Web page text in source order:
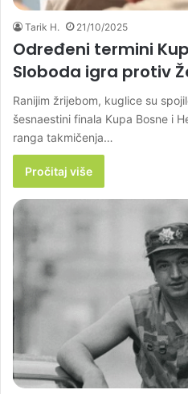
Tarik H. 21/10/2025
Određeni termini
Sloboda igra protiv
Ranijim žrijebom, kuglice su
šesnaestini finala Kupa Bosne i
ranga takmičenja…
Pročitaj više